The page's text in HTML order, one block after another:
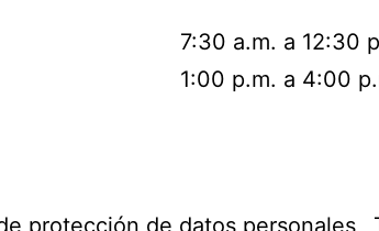
7:30 a.m. a 12:30
1:00 p.m. a 4:00
protección de datos personales